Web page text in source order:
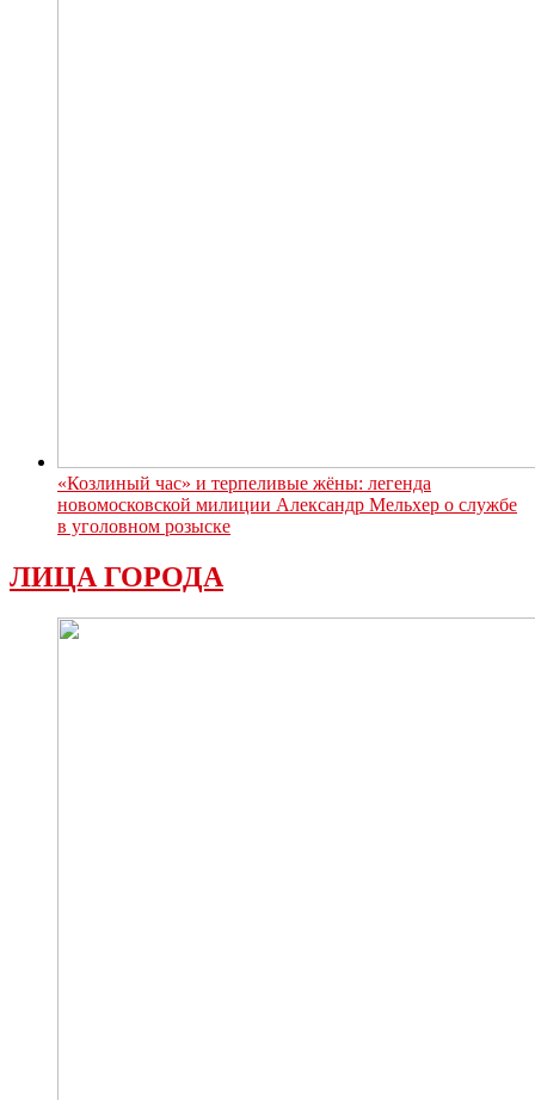
«Козлиный час» и терпеливые жёны: легенда
новомосковской милиции Александр Мельхер о службе
в уголовном розыске
ЛИЦА ГОРОДА